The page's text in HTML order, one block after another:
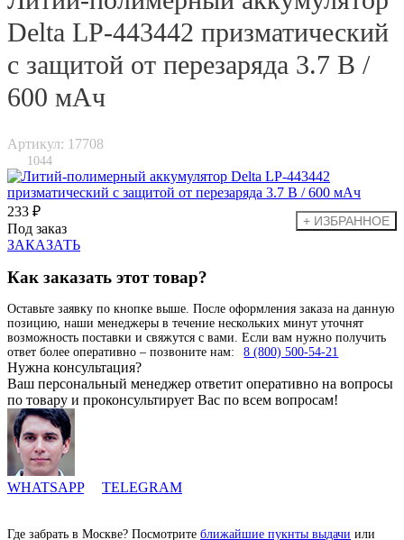
Delta LP-443442 призматический
с защитой от перезаряда 3.7 В /
600 мАч
Артикул: 17708
1044
233 ₽
Под заказ
ЗАКАЗАТЬ
Как заказать этот товар?
Оставьте заявку по кнопке выше. После оформления заказа на данную
позицию, наши менеджеры в течение нескольких минут уточнят
возможность поставки и свяжутся с вами. Если вам нужно получить
ответ более оперативно – позвоните нам:
8 (800) 500-54-21
Нужна консультация?
Ваш персональный менеджер ответит оперативно на вопросы
по товару и проконсультирует Вас по всем вопросам!
WHATSAPP TELEGRAM
Где забрать в Москве? Посмотрите ближайшие пукнты выдачи или